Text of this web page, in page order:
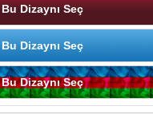
Bu Dizaynı Seç
Bu Dizaynı Seç
Bu Dizaynı Seç